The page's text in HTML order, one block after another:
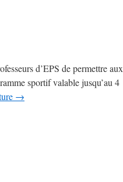
d’EPS de permettre aux
sportif valable jusqu’au 4
→